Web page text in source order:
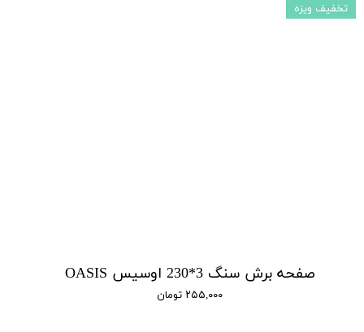
صفحه برش سنگ 3*230 اوسیس OASIS
۲۵۵,۰۰۰ تومان
تخفیف ویزه